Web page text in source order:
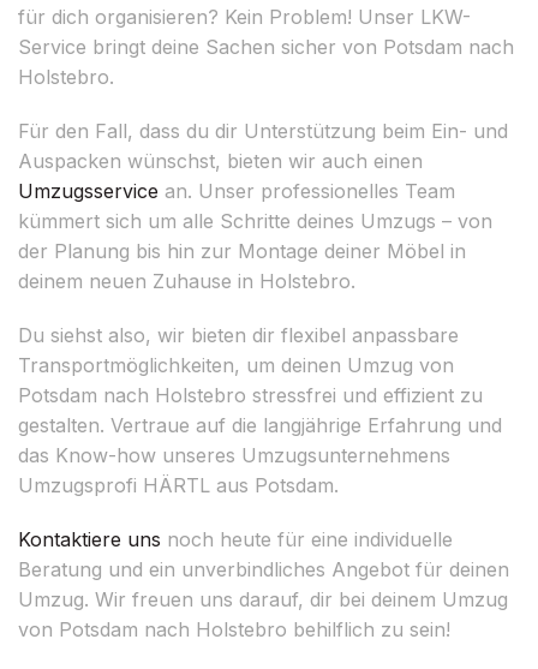
für dich organisieren? Kein Problem! Unser LKW-
Service bringt deine Sachen sicher von Potsdam nach
Holstebro.
Für den Fall, dass du dir Unterstützung beim Ein- und
Auspacken wünschst, bieten wir auch einen
Umzugsservice an. Unser professionelles Team
kümmert sich um alle Schritte deines Umzugs – von
der Planung bis hin zur Montage deiner Möbel in
deinem neuen Zuhause in Holstebro.
Du siehst also, wir bieten dir flexibel anpassbare
Transportmöglichkeiten, um deinen Umzug von
Potsdam nach Holstebro stressfrei und effizient zu
gestalten. Vertraue auf die langjährige Erfahrung und
das Know-how unseres Umzugsunternehmens
Umzugsprofi HÄRTL aus Potsdam.
Kontaktiere uns noch heute für eine individuelle
Beratung und ein unverbindliches Angebot für deinen
Umzug. Wir freuen uns darauf, dir bei deinem Umzug
von Potsdam nach Holstebro behilflich zu sein!